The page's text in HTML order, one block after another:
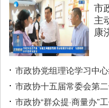
市
主
康
市政协党组理论学习中
市政协十五届常委会第
市政协“群众提·商量办”